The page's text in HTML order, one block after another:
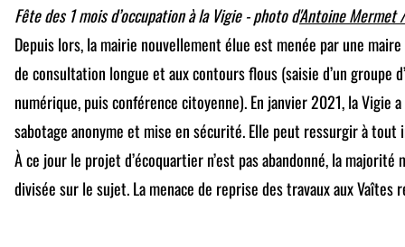
Fête des 1 mois d’occupation à la Vigie - photo d'Antoine Mermet
Depuis lors, la mairie nouvellement élue est menée par une maire
de consultation longue et aux contours flous (saisie d’un groupe
numérique, puis conférence citoyenne). En janvier 2021, la Vigie
sabotage anonyme et mise en sécurité. Elle peut ressurgir à tout
À ce jour le projet d’écoquartier n’est pas abandonné, la majorité
divisée sur le sujet. La menace de reprise des travaux aux Vaîtes